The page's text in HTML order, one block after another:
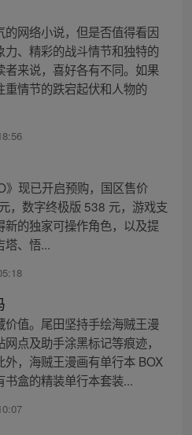
的网络小说，但是否值得看因
、精彩的战斗情节和独特的
来说，喜好各有不同。如果
情节的跌宕起伏和人物的
》现已开启预购，国区售价
，数字终极版 538 元，游戏支
的独家可操作角色，以及提
塔、悟...
值。尾田坚持手绘海贼王漫
点及助手涂黑标记等痕迹，
，海贼王漫画有单行本 BOX
盒的精装单行本套装...